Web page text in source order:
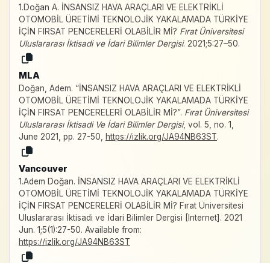
1.Doğan A. İNSANSIZ HAVA ARAÇLARI VE ELEKTRİKLİ
OTOMOBİL ÜRETİMİ TEKNOLOJİK YAKALAMADA TÜRKİYE
İÇİN FIRSAT PENCERELERİ OLABİLİR Mİ? Fırat Üniversitesi
Uluslararası İktisadi ve İdari Bilimler Dergisi. 2021;5:27–50.
MLA
Doğan, Adem. “İNSANSIZ HAVA ARAÇLARI VE ELEKTRİKLİ
OTOMOBİL ÜRETİMİ TEKNOLOJİK YAKALAMADA TÜRKİYE
İÇİN FIRSAT PENCERELERİ OLABİLİR Mİ?”. Fırat Üniversitesi
Uluslararası İktisadi Ve İdari Bilimler Dergisi, vol. 5, no. 1,
June 2021, pp. 27-50,
https://izlik.org/JA94NB63ST.
Vancouver
1.Adem Doğan. İNSANSIZ HAVA ARAÇLARI VE ELEKTRİKLİ
OTOMOBİL ÜRETİMİ TEKNOLOJİK YAKALAMADA TÜRKİYE
İÇİN FIRSAT PENCERELERİ OLABİLİR Mİ? Fırat Üniversitesi
Uluslararası İktisadi ve İdari Bilimler Dergisi [Internet]. 2021
Jun. 1;5(1):27-50. Available from:
https://izlik.org/JA94NB63ST